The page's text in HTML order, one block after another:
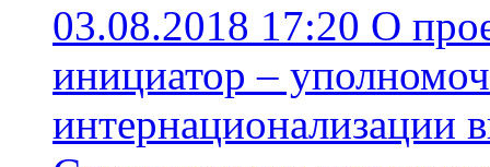
03.08.2018 17:20 О
инициатор –
интернационализации